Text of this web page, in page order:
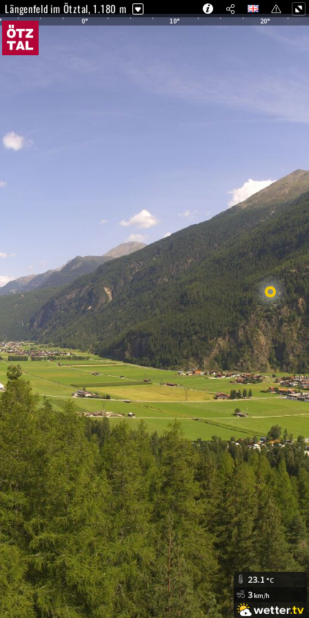
0° 10° 20°
Längenfeld im Ötztal, 1.180 m
23.1 °C
3km/h